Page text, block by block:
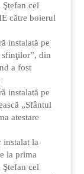
Ştefan cel
către boierul
instalată pe
din
a fost
instalată pe
„Sfântul
atestare
instalat la
la prima
Ştefan cel